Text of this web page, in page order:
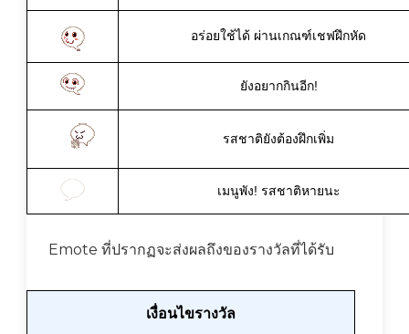
อร่อยใช้ได้ ผ่านเกณฑ์เชฟฝึกหัด
ยังอยากกินอีก!
รสชาติยังต้องฝึกเพิ่ม
เมนูพัง! รสชาติหายนะ
Emote ที่ปรากฏจะส่งผลถึงของรางวัลที่ได้รับ
เงื่อนไขรางวัล